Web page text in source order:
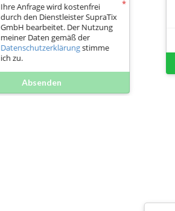
Ihre Anfrage wird kostenfrei
durch den Dienstleister SupraTix
GmbH bearbeitet. Der Nutzung
meiner Daten gemäß der
Datenschutzerklärungstimme
ich zu.
Absenden